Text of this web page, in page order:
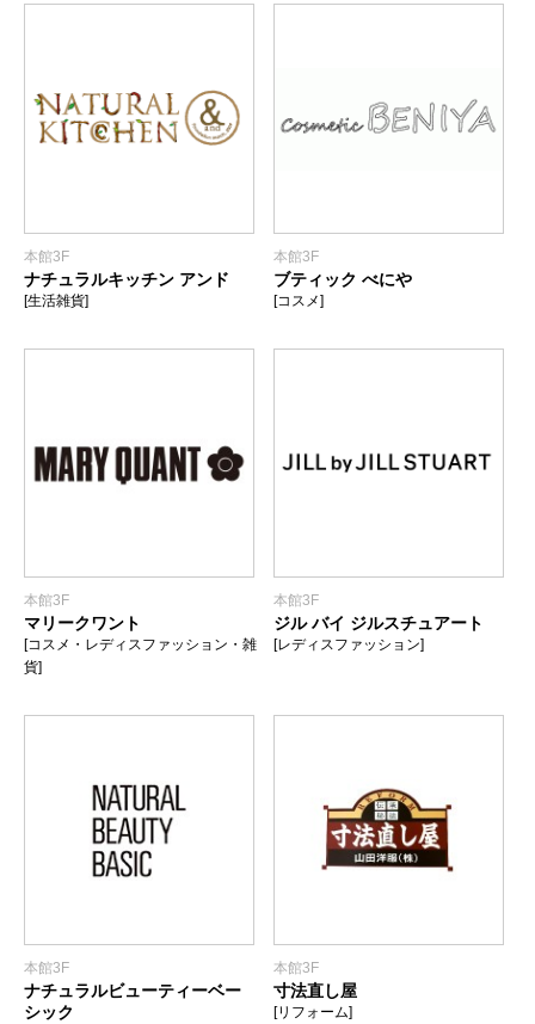
本館3F
ナチュラルキッチン アンド
[生活雑貨]
本館3F
ブティック べにや
[コスメ]
本館3F
マリークワント
[コスメ・レディスファッション・雑
貨]
本館3F
ジル バイ ジルスチュアート
[レディスファッション]
本館3F
ナチュラルビューティーベー
シック
本館3F
寸法直し屋
[リフォーム]